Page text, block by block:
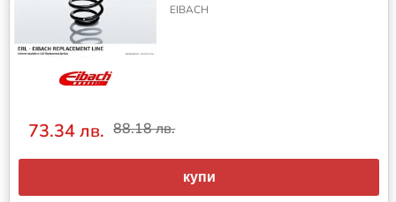
EIBACH
73.34 лв. 88.18 лв.
купи